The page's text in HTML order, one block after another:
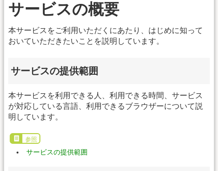
サービスの概要
本サービスをご利用いただくにあたり、はじめに知って
おいていただきたいことを説明しています。
サービスの提供範囲
本サービスを利用できる人、利用できる時間、サービス
が対応している言語、利用できるブラウザーについて説
明しています。
参照
サービスの提供範囲